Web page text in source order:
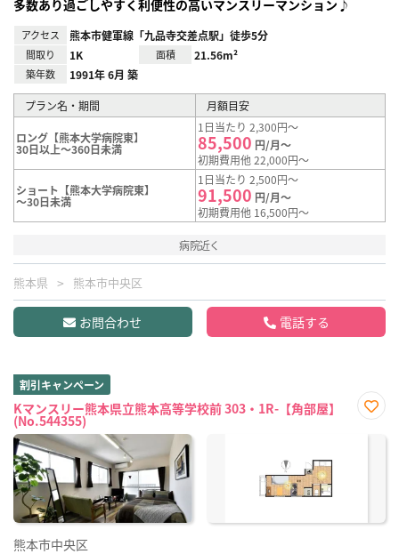
多数あり過ごしやすく利便性の高いマンスリーマンション♪
アクセス 熊本市健軍線「九品寺交差点駅」徒歩5分
間取り 1K 面積 21.56m²
築年数 1991年 6月 築
プラン名・期間 月額目安
ロング【熊本大学病院東】
30日以上～360日未満
1日当たり 2,300円～
85,500 円/月～
初期費用他 22,000円～
ショート【熊本大学病院東】
～30日未満
1日当たり 2,500円～
91,500 円/月～
初期費用他 16,500円～
病院近く
熊本県 熊本市中央区
お問合わせ 電話する
割引キャンペーン
Kマンスリー熊本県立熊本高等学校前 303・1R-【角部屋】
(No.544355)
に入
熊本市中央区